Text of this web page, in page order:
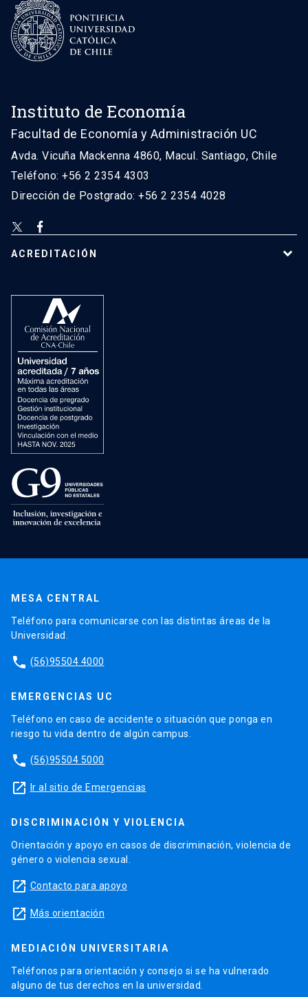
Instituto de Economía
Facultad de Economía y Administración UC
Avda. Vicuña Mackenna 4860, Macul. Santiago, Chile
Teléfono: +56 2 2354 4303
Dirección de Postgrado: +56 2 2354 4028
ACREDITACIÓN
MESA CENTRAL
Teléfono para comunicarse con las distintas áreas de la
Universidad.
phone (56)95504 4000
EMERGENCIAS UC
Teléfono en caso de accidente o situación que ponga en
riesgo tu vida dentro de algún campus.
phone (56)95504 5000
launch Ir al sitio de Emergencias
DISCRIMINACIÓN Y VIOLENCIA
Orientación y apoyo en casos de discriminación, violencia de
género o violencia sexual.
launch Contacto para apoyo
launch Más orientación
MEDIACIÓN UNIVERSITARIA
Teléfonos para orientación y consejo si se ha vulnerado
alguno de tus derechos en la universidad.